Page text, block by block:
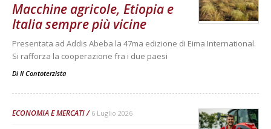
Macchine agricole, Etiopia e
Italia sempre più vicine
Presentata ad Addis Abeba la 47ma edizione di Eima International.
Si rafforza la cooperazione fra i due paesi
Di Il Contoterzista
ECONOMIA E MERCATI 6 Luglio 2026